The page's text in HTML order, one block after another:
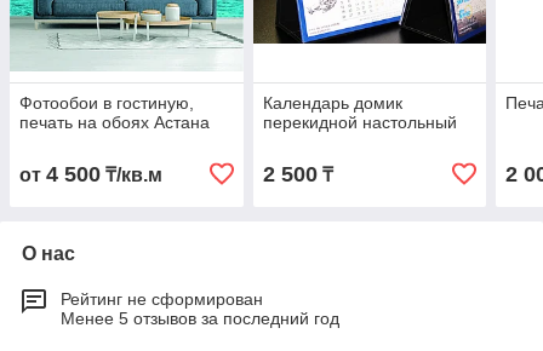
Фотообои в гостиную,
печать на обоях Астана
от 4 500 ₸/кв.м
Календарь домик
перекидной настольный
2 500₸ 2
О нас
Рейтинг не сформирован
Менее 5 отзывов за последний год